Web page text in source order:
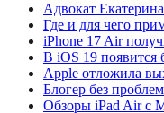
Адвокат
Где и для чего
iPhone 17 Air
В iOS 19 появится
Apple отложила
Блогер без
Обзоры iPad Air с